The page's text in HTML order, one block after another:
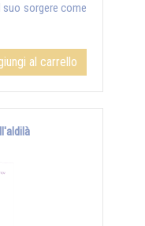
sorgere come
al carrello